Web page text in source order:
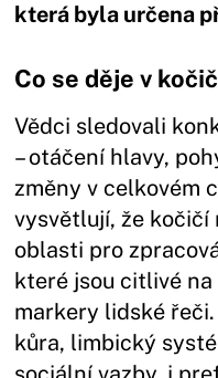
která byla určena
Co se děje v
Vědci sledovali
– otáčení hlavy,
změny v celkovém
vysvětlují, že kočičí
oblasti pro
které jsou citlivé
markery lidské
kůra, limbický